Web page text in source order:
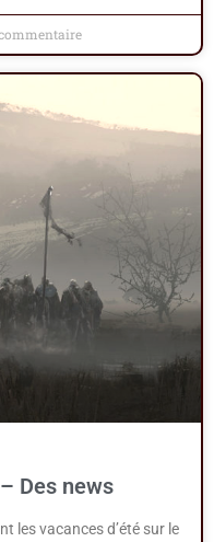
Des news
les vacances d’été sur le